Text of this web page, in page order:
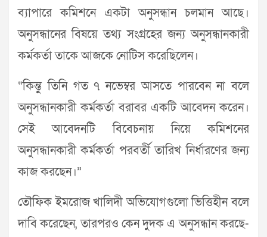
ব্যাপারে কমিশনে একটা অনুসন্ধান চলমান আছে।
অনুসন্ধানের বিষয়ে তথ্য সংগ্রহের জন্য অনুসন্ধানকারী
কর্মকর্তা তাকে আজকে নোটিস করেছিলেন।
“কিন্তু তিনি গত ৭ নভেম্বর আসতে পারবেন না বলে
অনুসন্ধানকারী কর্মকর্তা বরাবর একটি আবেদন করেন।
সেই আবেদনটি বিবেচনায় নিয়ে কমিশনের
অনুসন্ধানকারী কর্মকর্তা পরবর্তী তারিখ নির্ধারণের জন্য
কাজ করছেন।”
তৌফিক ইমরোজ খালিদী অভিযোগগুলো ভিত্তিহীন বলে
দাবি করেছেন, তারপরও কেন দুদক এ অনুসন্ধান করছে-